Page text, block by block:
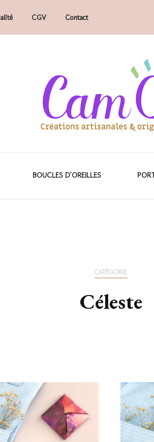
CGV Contact
BOUCLES D’OREILLES
CATÉGORIE
Céleste